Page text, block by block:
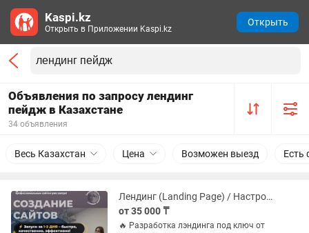
Объявления по запросу лендинг
пейдж в Казахстане
34 объявления
Весь Казахстан Цена Возможен выезд Есть
Лендинг (Landing Page) / Настройка рекламы / SEO оптимизация
от 35 000 ₸
🔥 Разработка лэндинга под ключ от
Kaspi.kz
Открыть в Приложении Kaspi.kz
Открыть